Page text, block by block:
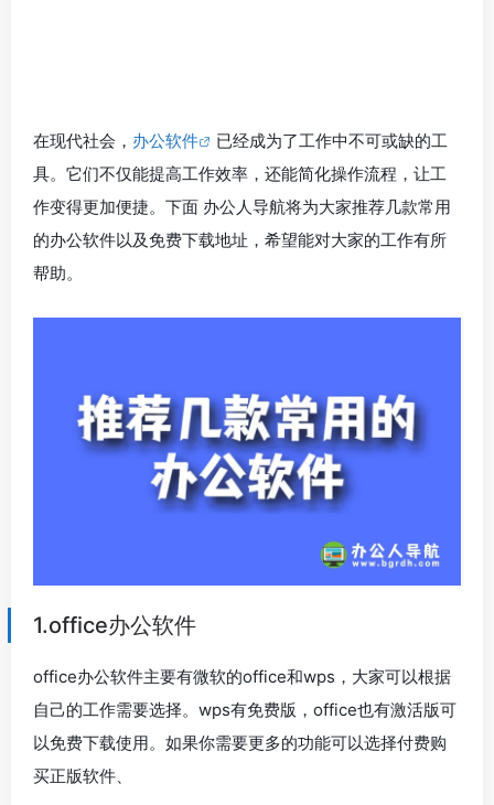
在现代社会， 办公软件
已经成为了工作中不可或缺的工
具。它们不仅能提高工作效率，还能简化操作流程，让工
作变得更加便捷。下面 办公人导航将为大家推荐几款常用
的办公软件以及免费下载地址，希望能对大家的工作有所
帮助。
1.office办公软件
office办公软件主要有微软的office和wps，大家可以根据
自己的工作需要选择。wps有免费版，office也有激活版可
以免费下载使用。如果你需要更多的功能可以选择付费购
买正版软件、